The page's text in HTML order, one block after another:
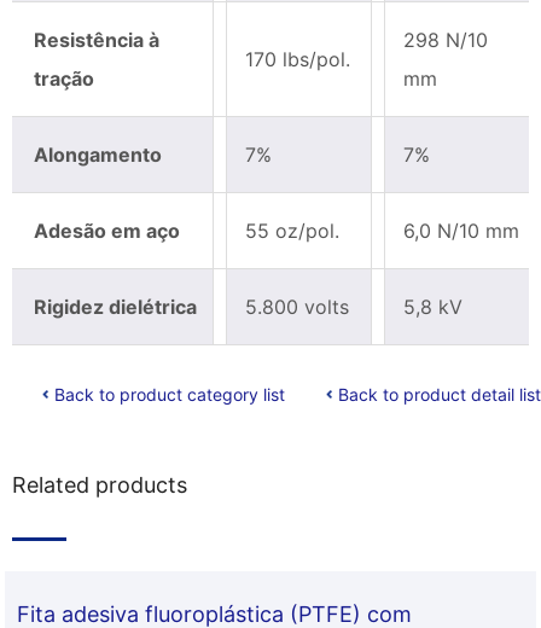
Resistência à
tração
170 lbs/pol.
298 N/10
mm
Alongamento 7% 7%
Adesão em aço 55 oz/pol. 6,0 N/10 mm
Rigidez dielétrica 5.800 volts 5,8 kV
Back to product category list Back to product detail list
Related products
Fita adesiva fluoroplástica (PTFE) com